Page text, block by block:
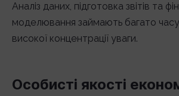
Аналіз даних, підготовка звітів та
моделювання займають багато
високої концентрації уваги.
Особисті якості